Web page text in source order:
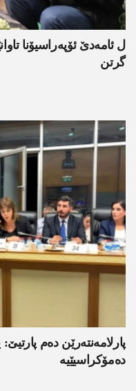
گرتن
پارلامەنتەرێن دەم
دەمۆکراسیێیە